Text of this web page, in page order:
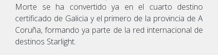
Morte se ha convertido ya en el cuarto destino
certificado de Galicia y el primero de la provincia de A
Coruña, formando ya parte de la red internacional de
destinos Starlight.